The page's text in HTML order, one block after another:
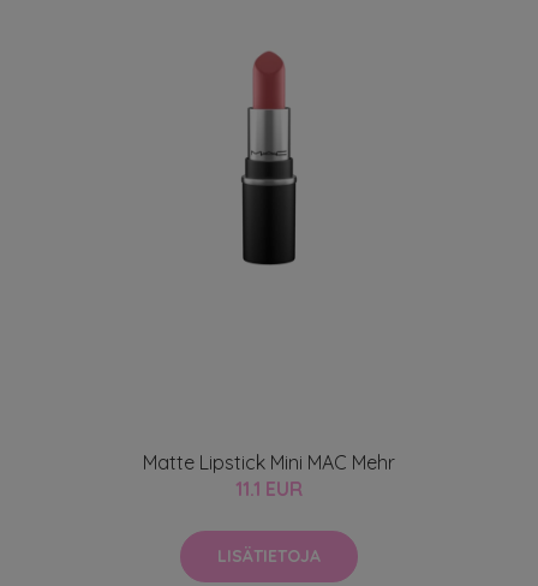
Matte Lipstick Mini MAC Mehr
11.1 EUR
LISÄTIETOJA